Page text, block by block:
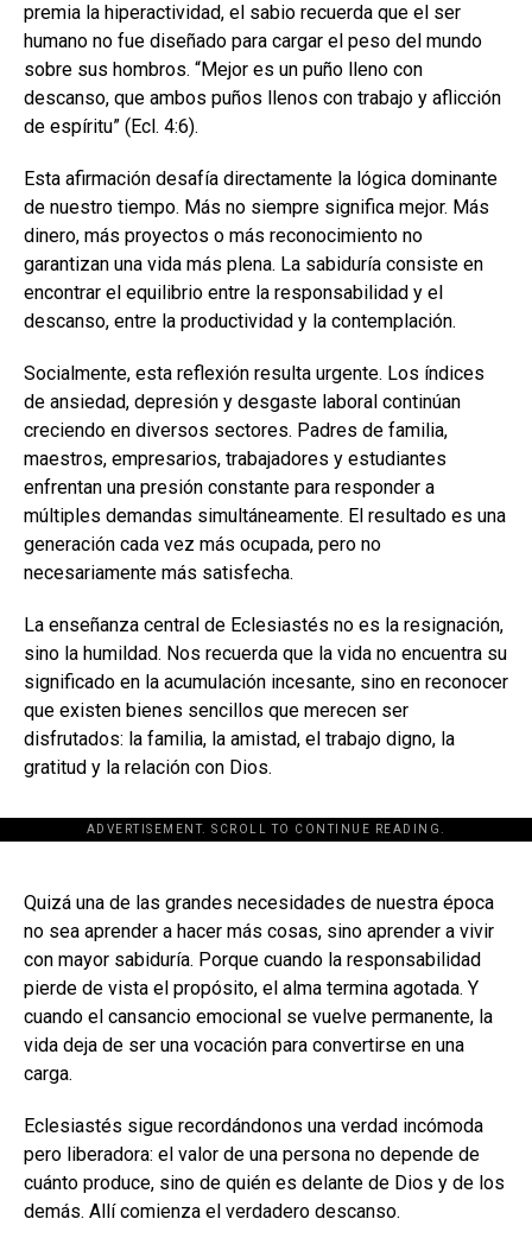
premia la hiperactividad, el sabio recuerda que el ser
humano no fue diseñado para cargar el peso del mundo
sobre sus hombros. “Mejor es un puño lleno con
descanso, que ambos puños llenos con trabajo y aflicción
de espíritu” (Ecl. 4:6).
Esta afirmación desafía directamente la lógica dominante
de nuestro tiempo. Más no siempre significa mejor. Más
dinero, más proyectos o más reconocimiento no
garantizan una vida más plena. La sabiduría consiste en
encontrar el equilibrio entre la responsabilidad y el
descanso, entre la productividad y la contemplación.
Socialmente, esta reflexión resulta urgente. Los índices
de ansiedad, depresión y desgaste laboral continúan
creciendo en diversos sectores. Padres de familia,
maestros, empresarios, trabajadores y estudiantes
enfrentan una presión constante para responder a
múltiples demandas simultáneamente. El resultado es una
generación cada vez más ocupada, pero no
necesariamente más satisfecha.
La enseñanza central de Eclesiastés no es la resignación,
sino la humildad. Nos recuerda que la vida no encuentra su
significado en la acumulación incesante, sino en reconocer
que existen bienes sencillos que merecen ser
disfrutados: la familia, la amistad, el trabajo digno, la
gratitud y la relación con Dios.
ADVERTISEMENT. SCROLL TO CONTINUE READING.
[adsforwp id="243463"]
Quizá una de las grandes necesidades de nuestra época
no sea aprender a hacer más cosas, sino aprender a vivir
con mayor sabiduría. Porque cuando la responsabilidad
pierde de vista el propósito, el alma termina agotada. Y
cuando el cansancio emocional se vuelve permanente, la
vida deja de ser una vocación para convertirse en una
carga.
Eclesiastés sigue recordándonos una verdad incómoda
pero liberadora: el valor de una persona no depende de
cuánto produce, sino de quién es delante de Dios y de los
demás. Allí comienza el verdadero descanso.